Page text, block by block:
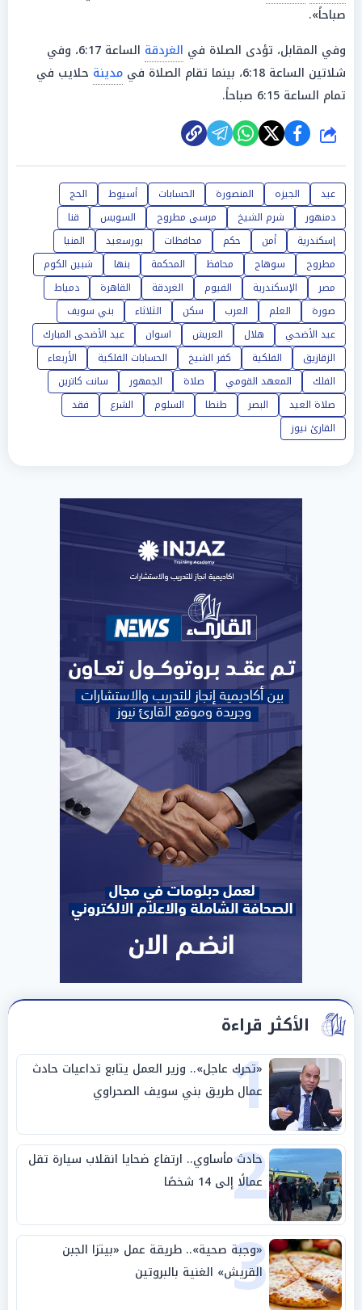
صباحاً».
وفي المقابل، تؤدى الصلاة في الغردقة
الساعة 6:17، وفي
شلاتين الساعة 6:18، بينما تقام الصلاة في
مدينة حلايب في
تمام الساعة 6:15 صباحاً.
شارك
عيد الجيزه المنصورة الحسابات أسيوط
الحج
دمنهور
شرم الشيخ مرسى مطروح السويس
قنا
إسكندرية
أمن حكم محافظات بورسعيد
المنيا
مطروح
سوهاج محافظ المحكمة بنها
شبين الكوم
مصر
الإسكندرية الفيوم الغردقة القاهرة
دمياط
صورة
العلم العرب سكن الثلاثاء
بني سويف
عيد الأضحي
هلال العريش اسوان
عيد الأضحى المبارك
الزقازيق
الفلكية كفر الشيخ الحسابات الفلكية
الأربعاء
الفلك
المعهد القومي صلاة الجمهور
سانت كاترين
صلاة العيد
البصر طنطا السلوم الشرع
فقد
القارئ نيوز
الأكثر قراءة
1
«تحرك عاجل».. وزير العمل يتابع تداعيات حادث
عمال طريق بني سويف الصحراوي
2
حادث مأساوي.. ارتفاع ضحايا انقلاب سيارة تقل
عمالًا إلى 14 شخصًا
3
«وجبة صحية».. طريقة عمل «بيتزا الجبن
القريش» الغنية بالبروتين